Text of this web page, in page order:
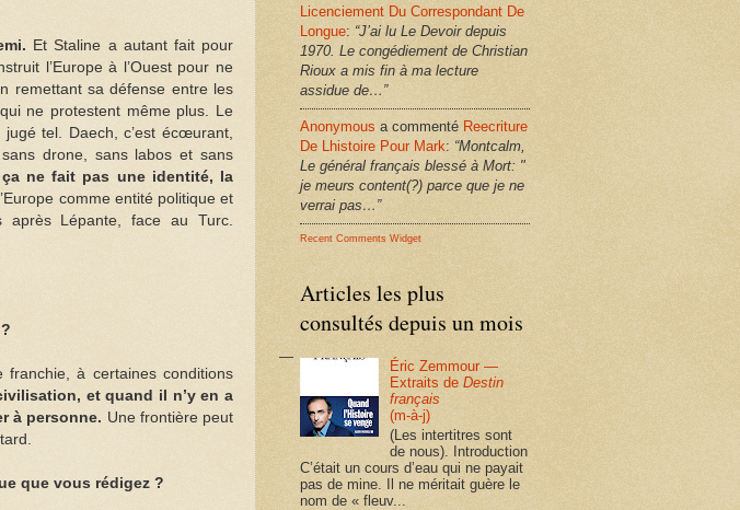
Et Staline a autant fait pour
l’Europe à l’Ouest pour ne
remettant sa défense entre les
ne protestent même plus. Le
tel. Daech, c’est écœurant,
drone, sans labos et sans
ça ne fait pas une identité, la
comme entité politique et
après Lépante, face au Turc.
franchie, à certaines conditions
et quand il n’y en a
à personne. Une frontière peut
que vous rédigez ?
Licenciement Du Correspondant De
Longue: “J’ai lu Le Devoir depuis
1970. Le congédiement de Christian
Rioux a mis fin à ma lecture
assidue de…”
Anonymous a commenté Reecriture
De Lhistoire Pour Mark: “Montcalm,
Le général français blessé à Mort: "
je meurs content(?) parce que je ne
verrai pas…”
Recent Comments Widget
Articles les plus
consultés depuis un mois
Éric Zemmour —
Extraits deDestin
français
(m-à-j)
(Les intertitres sont
de nous). Introduction
C’était un cours d’eau qui ne payait
pas de mine. Il ne méritait guère le
nom de « fleuv...